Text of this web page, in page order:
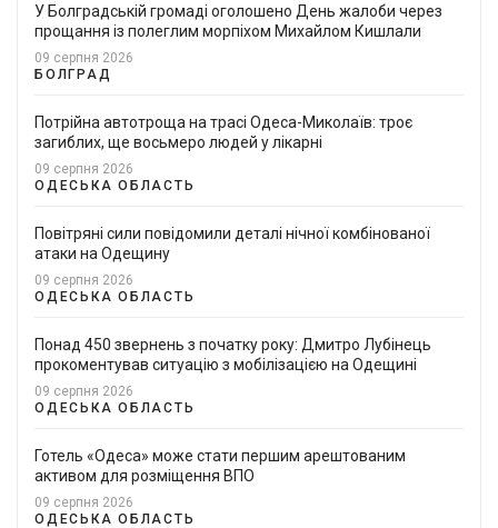
У Болградській громаді оголошено День жалоби через
прощання із полеглим морпіхом Михайлом Кишлали
09 серпня 2026
БОЛГРАД
Потрійна автотроща на трасі Одеса-Миколаїв: троє
загиблих, ще восьмеро людей у лікарні
09 серпня 2026
ОДЕСЬКА ОБЛАСТЬ
Повітряні сили повідомили деталі нічної комбінованої
атаки на Одещину
09 серпня 2026
ОДЕСЬКА ОБЛАСТЬ
Понад 450 звернень з початку року: Дмитро Лубінець
прокоментував ситуацію з мобілізацією на Одещині
09 серпня 2026
ОДЕСЬКА ОБЛАСТЬ
Готель «Одеса» може стати першим арештованим
активом для розміщення ВПО
09 серпня 2026
ОДЕСЬКА ОБЛАСТЬ